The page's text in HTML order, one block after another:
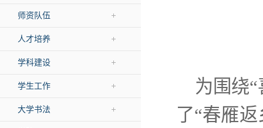
师资队伍
人才培养
学科建设
学生工作
大学书法
为围绕
了“春雁